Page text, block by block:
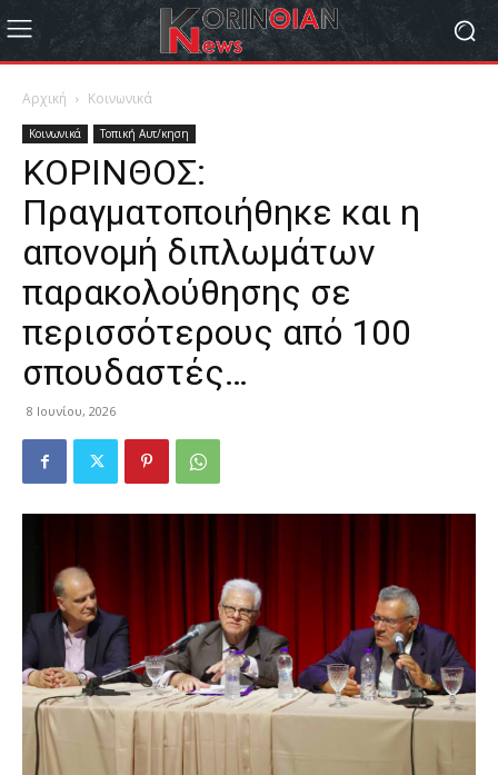
Αρχική Κοινωνικά
Κοινωνικά Τοπική Αυτ/κηση
ΚΟΡΙΝΘΟΣ:
Πραγματοποιήθηκε και η
απονομή διπλωμάτων
παρακολούθησης σε
περισσότερους από 100
σπουδαστές…
8 Ιουνίου, 2026